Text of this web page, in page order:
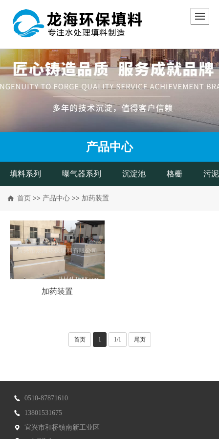
产品中心
填料系列 曝气器系列 沉淀池 格栅 污
首页 >> 产品中心 >> 加药装置
加药装置
首页 1 1/1 尾页
0510-87871610
13801531675
宜兴市和桥镇南新工业区